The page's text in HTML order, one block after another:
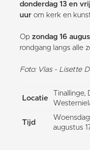
donderdag 13 en
uur om kerk en
Op zondag 16
rondgang langs alle
Foto: Vlas - Lisette
Locatie
Tijd
augustus